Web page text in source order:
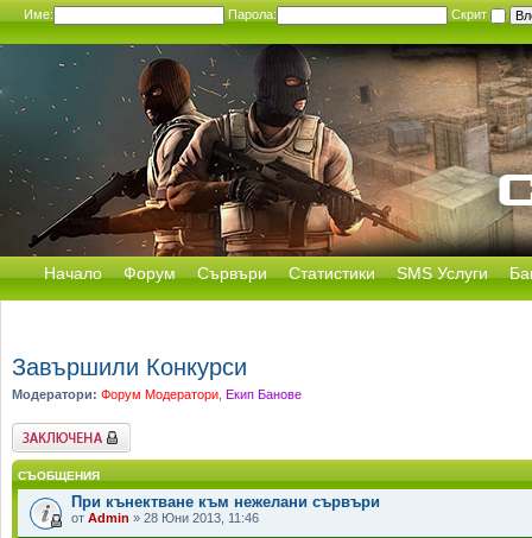
Име: Парола: Скрит
Начало Форум Сървъри Статистики SMS Услуги
Завършили Конкурси
Модератори: Форум Модератори Екип Банове
Заключен форум
СЪОБЩЕНИЯ
При кънектване към нежелани сървъри
от Admin » 28 Юни 2013, 11:46